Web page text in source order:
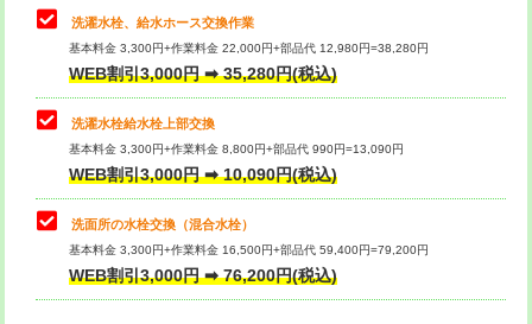
業）
排水管工事（排水管工事/3ｍまで） 55,000円
排水管工事（追加 排水管工事/3ｍ超
え）
マス交換（土の掘削・埋め戻し作業）
マス交換（深さ50㎝未満）
マス交換（深さ50㎝以上）
キッチンタンク脱着
その他部品の脱着
交換・取付（タンク）
交換・取付(単水栓（壁付・デッキ
式）)
交換・取付(混合水栓（壁付・デッキ
式・ワンホール）)
16,500円+材料費
洗濯水栓、給水ホース交換作業
基本料金 3,300円+作業料金 22,000円+部品代 12,980円=38,280円
WEB割引3,000円 ➡ 35,280円(税込)
洗濯水栓給水栓上部交換
基本料金 3,300円+作業料金 8,800円+部品代 990円=13,090円
WEB割引3,000円 ➡ 10,090円(税込)
洗面所の水栓交換（混合水栓）
基本料金 3,300円+作業料金 16,500円+部品代 59,400円=79,200円
WEB割引3,000円 ➡ 76,200円(税込)